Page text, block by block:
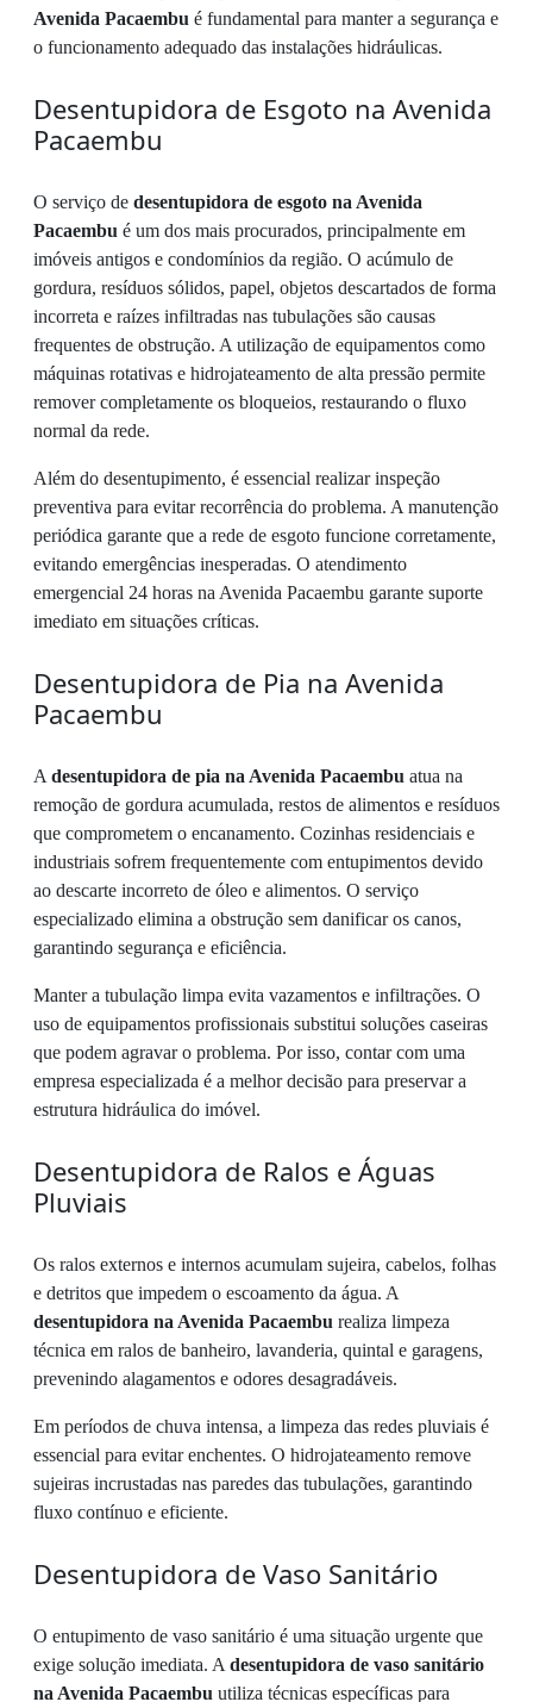
Avenida Pacaembu é fundamental para manter a segurança e
o funcionamento adequado das instalações hidráulicas.
Desentupidora de Esgoto na Avenida
Pacaembu
O serviço de desentupidora de esgoto na Avenida
Pacaembu é um dos mais procurados, principalmente em
imóveis antigos e condomínios da região. O acúmulo de
gordura, resíduos sólidos, papel, objetos descartados de forma
incorreta e raízes infiltradas nas tubulações são causas
frequentes de obstrução. A utilização de equipamentos como
máquinas rotativas e hidrojateamento de alta pressão permite
remover completamente os bloqueios, restaurando o fluxo
normal da rede.
Além do desentupimento, é essencial realizar inspeção
preventiva para evitar recorrência do problema. A manutenção
periódica garante que a rede de esgoto funcione corretamente,
evitando emergências inesperadas. O atendimento
emergencial 24 horas na Avenida Pacaembu garante suporte
imediato em situações críticas.
Desentupidora de Pia na Avenida
Pacaembu
A desentupidora de pia na Avenida Pacaembu atua na
remoção de gordura acumulada, restos de alimentos e resíduos
que comprometem o encanamento. Cozinhas residenciais e
industriais sofrem frequentemente com entupimentos devido
ao descarte incorreto de óleo e alimentos. O serviço
especializado elimina a obstrução sem danificar os canos,
garantindo segurança e eficiência.
Manter a tubulação limpa evita vazamentos e infiltrações. O
uso de equipamentos profissionais substitui soluções caseiras
que podem agravar o problema. Por isso, contar com uma
empresa especializada é a melhor decisão para preservar a
estrutura hidráulica do imóvel.
Desentupidora de Ralos e Águas
Pluviais
Os ralos externos e internos acumulam sujeira, cabelos, folhas
e detritos que impedem o escoamento da água. A
desentupidora na Avenida Pacaembu realiza limpeza
técnica em ralos de banheiro, lavanderia, quintal e garagens,
prevenindo alagamentos e odores desagradáveis.
Em períodos de chuva intensa, a limpeza das redes pluviais é
essencial para evitar enchentes. O hidrojateamento remove
sujeiras incrustadas nas paredes das tubulações, garantindo
fluxo contínuo e eficiente.
Desentupidora de Vaso Sanitário
O entupimento de vaso sanitário é uma situação urgente que
exige solução imediata. A desentupidora de vaso sanitário
na Avenida Pacaembu utiliza técnicas específicas para